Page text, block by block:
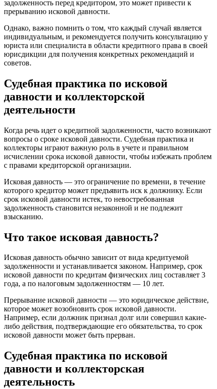
задолженность перед кредитором, это может привести к
прерыванию исковой давности.
Однако, важно помнить о том, что каждый случай является
индивидуальным, и рекомендуется получить консультацию у
юриста или специалиста в области кредитного права в своей
юрисдикции для получения конкретных рекомендаций и
советов.
Судебная практика по исковой
давности и коллекторской
деятельности
Когда речь идет о кредитной задолженности, часто возникают
вопросы о сроке исковой давности. Судебная практика и
коллекторы играют важную роль в учете и правильном
исчислении срока исковой давности, чтобы избежать проблем
с правами кредиторской организации.
Исковая давность — это ограничение по времени, в течение
которого кредитор может предъявить иск к должнику. Если
срок исковой давности истек, то невостребованная
задолженность становится незаконной и не подлежит
взысканию.
Что такое исковая давность?
Исковая давность обычно зависит от вида кредитуемой
задолженности и устанавливается законом. Например, срок
исковой давности по кредитам физических лиц составляет 3
года, а по налоговым задолженностям — 10 лет.
Прерывание исковой давности — это юридическое действие,
которое может возобновить срок исковой давности.
Например, если должник признал долг или совершил какие-
либо действия, подтверждающие его обязательства, то срок
исковой давности может быть прерван.
Судебная практика по исковой
давности и коллекторская
деятельность